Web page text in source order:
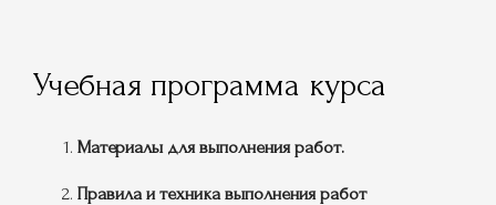
Учебная программа курса
Материалы для выполнения работ.
Правила и техника выполнения работ